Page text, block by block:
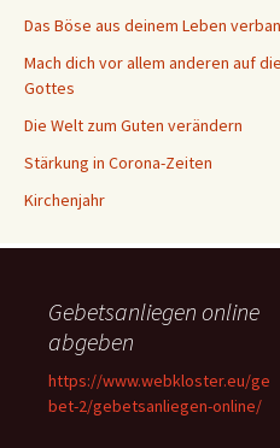
Das Böse aus deinem Leben
Mach dich vor allem anderen auf
Gottes
Die Welt zum Guten verändern
Stärkung in Corona-Zeiten
Kirchenjahr
Gebetsanliegen online
abgeben
https://www.webkloster.eu/ge
bet-2/gebetsanliegen-online/